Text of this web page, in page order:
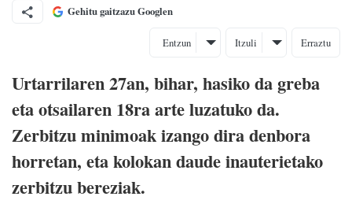
Gehitu gaitzazu Googlen
Entzun Itzuli Erraztu
Urtarrilaren 27an, bihar, hasiko da greba
eta otsailaren 18ra arte luzatuko da.
Zerbitzu minimoak izango dira denbora
horretan, eta kolokan daude inauterietako
zerbitzu bereziak.